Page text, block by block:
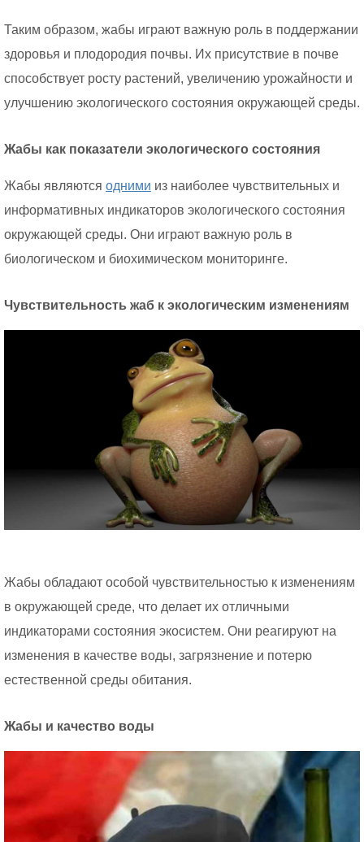
Таким образом, жабы играют важную роль в поддержании
здоровья и плодородия почвы. Их присутствие в почве
способствует росту растений, увеличению урожайности и
улучшению экологического состояния окружающей среды.
Жабы как показатели экологического состояния
Жабы являются одними из наиболее чувствительных и
информативных индикаторов экологического состояния
окружающей среды. Они играют важную роль в
биологическом и биохимическом мониторинге.
Чувствительность жаб к экологическим изменениям
Жабы обладают особой чувствительностью к изменениям
в окружающей среде, что делает их отличными
индикаторами состояния экосистем. Они реагируют на
изменения в качестве воды, загрязнение и потерю
естественной среды обитания.
Жабы и качество воды